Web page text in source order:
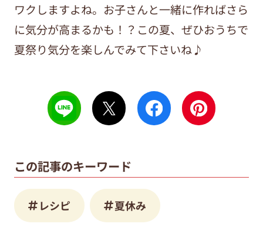
ワクしますよね。お子さんと一緒に作ればさら
に気分が高まるかも！？この夏、ぜひおうちで
夏祭り気分を楽しんでみて下さいね♪
この記事のキーワード
レシピ 夏休み